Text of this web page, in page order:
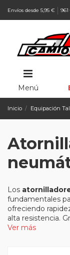
Envíos desde 5,95 € 961
Menú
Inicio Equipación
Los
fundamentales
ofreciendo
alta resistencia.
Ver más